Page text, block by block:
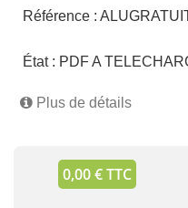
Référence :
État : PDF A
Plus de détails
0,00 € TTC